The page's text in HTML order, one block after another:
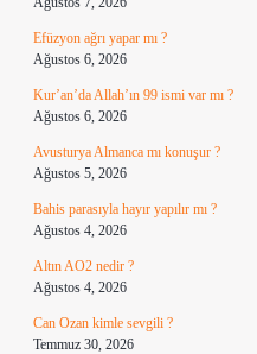
Efüzyon ağrı yapar mı ?
Ağustos 6, 2026
Kur’an’da Allah’ın 99 ismi var mı ?
Ağustos 6, 2026
Avusturya Almanca mı konuşur ?
Ağustos 5, 2026
Bahis parasıyla hayır yapılır mı ?
Ağustos 4, 2026
Altın AO2 nedir ?
Ağustos 4, 2026
Can Ozan kimle sevgili ?
Temmuz 30, 2026